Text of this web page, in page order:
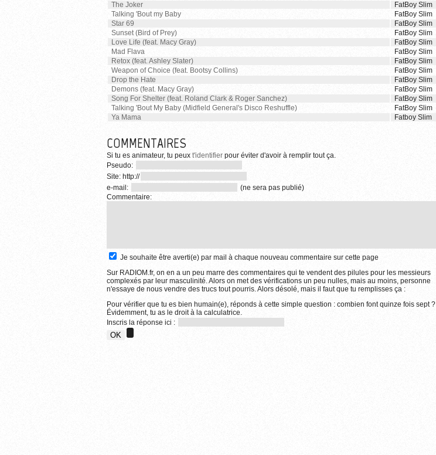
The Joker
FatBoy Slim
Talking 'Bout my Baby
FatBoy Slim
Star 69
FatBoy Slim
Sunset (Bird of Prey)
FatBoy Slim
Love Life (feat. Macy Gray)
FatBoy Slim
Mad Flava
FatBoy Slim
Retox (feat. Ashley Slater)
FatBoy Slim
Weapon of Choice (feat. Bootsy Collins)
FatBoy Slim
Drop the Hate
FatBoy Slim
Demons (feat. Macy Gray)
FatBoy Slim
Song For Shelter (feat. Roland Clark & Roger Sanchez)
FatBoy Slim
Talking 'Bout My Baby (Midfield General's Disco Reshuffle)
FatBoy Slim
Ya Mama
Fatboy Slim
COMMENTAIRES
Si tu es animateur, tu peux t'identifier pour éviter d'avoir à remplir tout ça.
Pseudo:
Site: http://
e-mail:
(ne sera pas publié)
Commentaire:
Je souhaite être averti(e) par mail à chaque nouveau commentaire sur cette page
Sur RADIOM.fr, on en a un peu marre des commentaires qui te vendent des pilules pour les messieurs
complexés par leur masculinité. Alors on met des vérifications un peu nulles, mais au moins, personne
n'essaye de nous vendre des trucs tout pourris. Alors désolé, mais il faut que tu remplisses ça :
Pour vérifier que tu es bien humain(e), réponds à cette simple question : combien font quinze fois sept ?
Évidemment, tu as le droit à la calculatrice.
Inscris la réponse ici :